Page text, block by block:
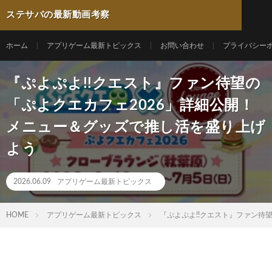
ステサバの最新動画考察
ホーム アプリゲーム最新トピックス お問い合わせ プライバシー
『ぷよぷよ!!クエスト』ファン待望の
「ぷよクエカフェ2026」詳細公開！
メニュー＆グッズで推し活を盛り上げ
よう
2026.06.09 アプリゲーム最新トピックス
HOME アプリゲーム最新トピックス 『ぷよぷよ!!クエスト』ファン待